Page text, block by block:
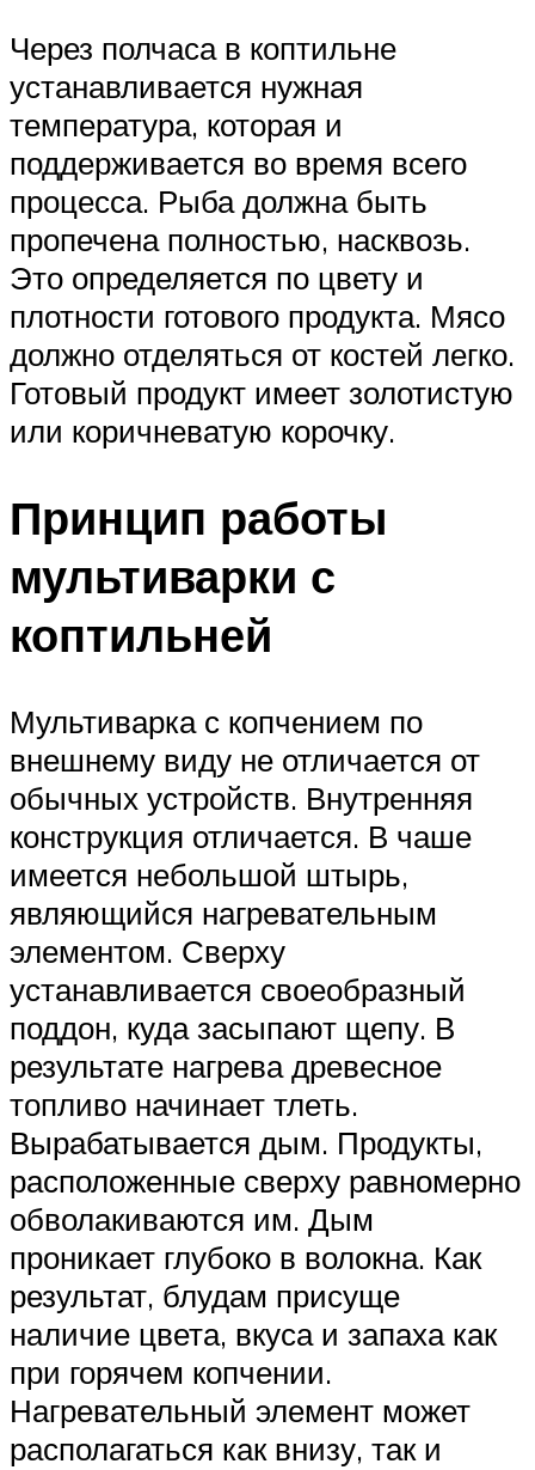
Через полчаса в коптильне
устанавливается нужная
температура, которая и
поддерживается во время всего
процесса. Рыба должна быть
пропечена полностью, насквозь.
Это определяется по цвету и
плотности готового продукта. Мясо
должно отделяться от костей легко.
Готовый продукт имеет золотистую
или коричневатую корочку.
Принцип работы
мультиварки с
коптильней
Мультиварка с копчением по
внешнему виду не отличается от
обычных устройств. Внутренняя
конструкция отличается. В чаше
имеется небольшой штырь,
являющийся нагревательным
элементом. Сверху
устанавливается своеобразный
поддон, куда засыпают щепу. В
результате нагрева древесное
топливо начинает тлеть.
Вырабатывается дым. Продукты,
расположенные сверху равномерно
обволакиваются им. Дым
проникает глубоко в волокна. Как
результат, блудам присуще
наличие цвета, вкуса и запаха как
при горячем копчении.
Нагревательный элемент может
располагаться как внизу, так и